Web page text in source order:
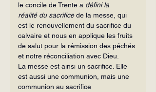
le concile de Trente a défini la
réalité du sacrifice de la messe, qui
est le renouvellement du sacrifice du
calvaire et nous en applique les fruits
de salut pour la rémission des péchés
et notre réconciliation avec Dieu.
La messe est ainsi un sacrifice. Elle
est aussi une communion, mais une
communion au sacrifice